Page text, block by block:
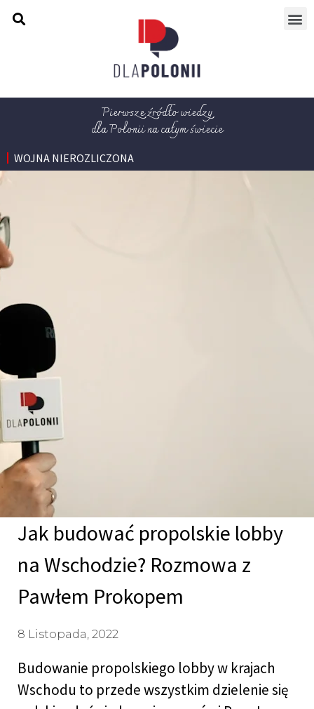
Pierwsze źródło wiedzy
dla Polonii na całym świecie
WOJNA NIEROZLICZONA
Jak budować propolskie lobby
na Wschodzie? Rozmowa z
Pawłem Prokopem
8 Listopada, 2022
Budowanie propolskiego lobby w krajach
Wschodu to przede wszystkim dzielenie się